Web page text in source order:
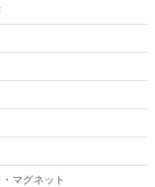
マグネット